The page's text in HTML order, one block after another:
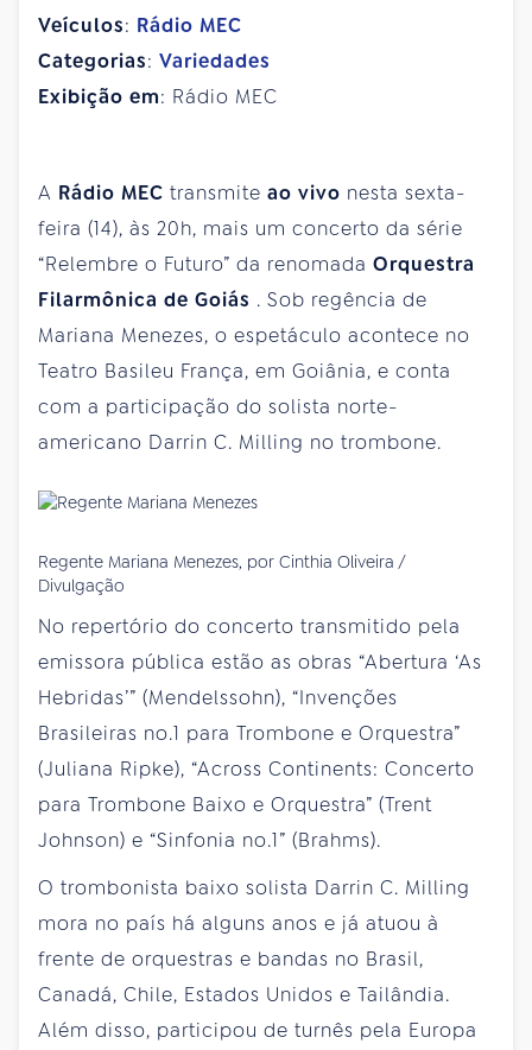
Veículos: Rádio MEC
Categorias: Variedades
Exibição em: Rádio MEC
A Rádio MEC transmite ao vivo nesta sexta-
feira (14), às 20h, mais um concerto da série
“Relembre o Futuro” da renomada Orquestra
Filarmônica de Goiás . Sob regência de
Mariana Menezes, o espetáculo acontece no
Teatro Basileu França, em Goiânia, e conta
com a participação do solista norte-
americano Darrin C. Milling no trombone.
Regente Mariana Menezes, por Cinthia Oliveira /
Divulgação
No repertório do concerto transmitido pela
emissora pública estão as obras “Abertura ‘As
Hebridas’” (Mendelssohn), “Invenções
Brasileiras no.1 para Trombone e Orquestra”
(Juliana Ripke), “Across Continents: Concerto
para Trombone Baixo e Orquestra” (Trent
Johnson) e “Sinfonia no.1” (Brahms).
O trombonista baixo solista Darrin C. Milling
mora no país há alguns anos e já atuou à
frente de orquestras e bandas no Brasil,
Canadá, Chile, Estados Unidos e Tailândia.
Além disso, participou de turnês pela Europa